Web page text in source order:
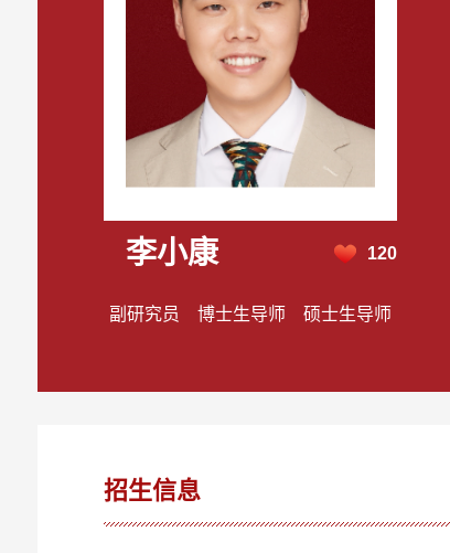
李小康 120
副研究员 博士生导师 硕士生导师
招生信息